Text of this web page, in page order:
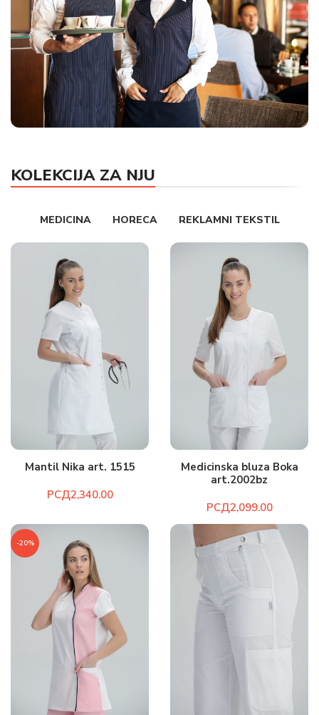
HORECA UNIFORME
KOLEKCIJA ZA NJU
MEDICINA HORECA REKLAMNI TEKSTIL
Mantil Nika art. 1515
РСД
Medicinska bluza Boka
art.2002bz
РСД
-20%